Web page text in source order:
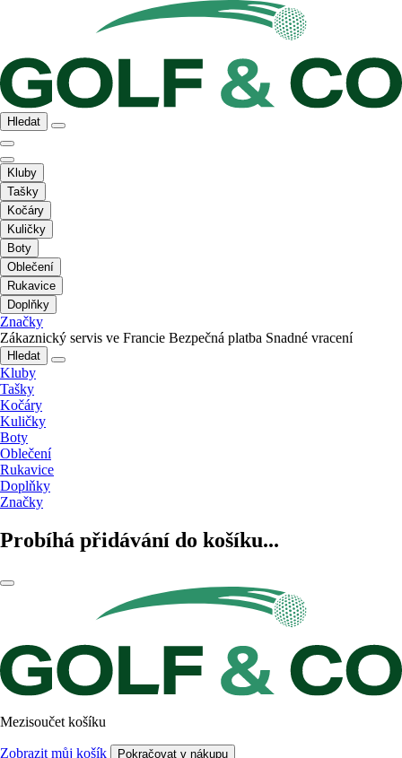
Hledat
Kluby
Tašky
Kočáry
Kuličky
Boty
Oblečení
Rukavice
Doplňky
Značky
Zákaznický servis ve Francie Bezpečná platba Snadné vracení
Hledat
Kluby
Tašky
Kočáry
Kuličky
Boty
Oblečení
Rukavice
Doplňky
Značky
Probíhá přidávání do košíku...
Mezisoučet košíku
Zobrazit můj košík Pokračovat v nákupu